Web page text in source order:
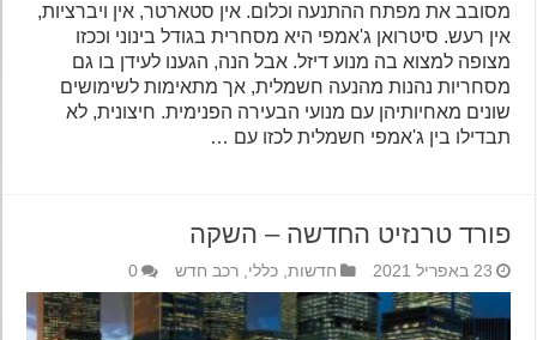
מסובב את מפתח ההתנעה וכלום. אין סטארטר, אין ויברציות,
אין רעש. סיטרואן ג'אמפי היא מסחרית בגודל בינוני וככזו
מצופה למצוא בה מנוע דיזל. אבל הנה, הגענו לעידן בו גם
מסחריות נהנות מהנעה חשמלית, אך מתאימות לשימושים
שונים מאחיותיהן עם מנועי הבעירה הפנימית. חיצונית, לא
תבדילו בין ג'אמפי חשמלית לכזו עם …
פורד טרנזיט החדשה – השקה
23 באפריל 2021 חדשות,כללי,רכב חדש 0